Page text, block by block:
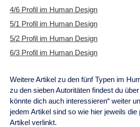
4/6 Profil im Human Design
5/1 Profil im Human Design
5/2 Profil im Human Design
6/3 Profil im Human Design
Weitere Artikel zu den fünf Typen im
zu den sieben Autoritäten findest du
könnte dich auch interessieren“ weiter
jedem Artikel sind so wie hier jeweils
Artikel verlinkt.